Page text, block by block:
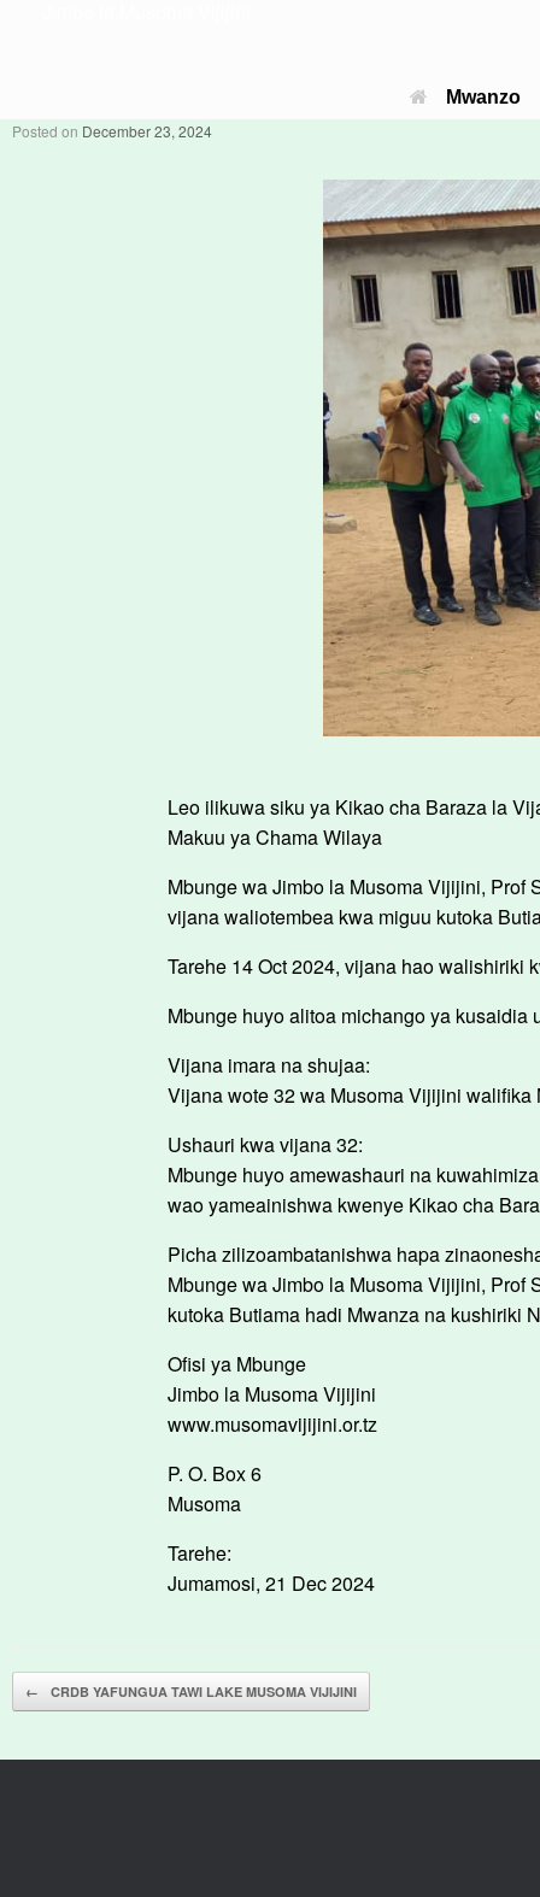
Mwanzo
Posted on December 23, 2024
Leo ilikuwa siku ya Kikao cha Baraza la
Makuu ya Chama Wilaya
Mbunge wa Jimbo la Musoma Vijijini, Prof
vijana waliotembea kwa miguu kutoka
Tarehe 14 Oct 2024, vijana hao walishiriki
Mbunge huyo alitoa michango ya
Vijana imara na shujaa:
Vijana wote 32 wa Musoma Vijijini
Ushauri kwa vijana 32:
Mbunge huyo amewashauri na
wao yameainishwa kwenye Kikao cha
Picha zilizoambatanishwa hapa
Mbunge wa Jimbo la Musoma Vijijini, Prof
kutoka Butiama hadi Mwanza na kushiriki
Ofisi ya Mbunge
Jimbo la Musoma Vijijini
www.musomavijijini.or.tz
P. O. Box 6
Musoma
Tarehe:
Jumamosi, 21 Dec 2024
Post navigation
← CRDB YAFUNGUA TAWI LAKE MUSOMA VIJIJINI